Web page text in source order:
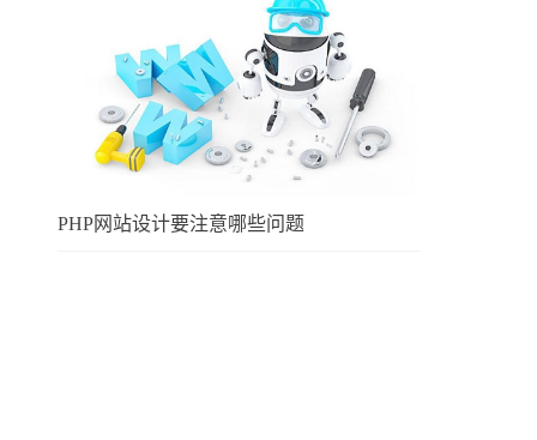
PHP网站设计要注意哪些问题